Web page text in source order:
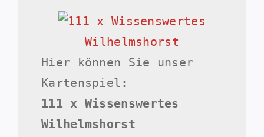
Hier können Sie unser
Kartenspiel:
111 x Wissenswertes
Wilhelmshorst